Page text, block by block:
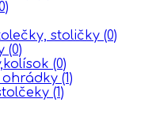
stoličky (0)
(0)
(0)
ohrádky (1)
(1)